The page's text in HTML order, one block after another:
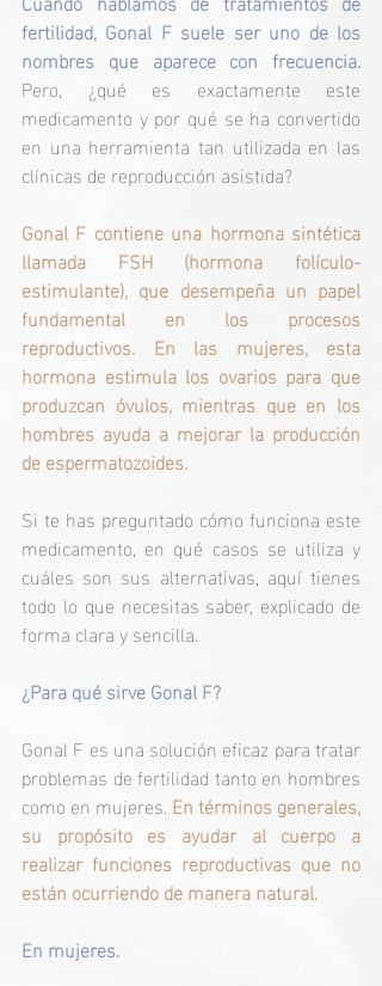
fertilidad, Gonal F suele ser uno de los
Pero, ¿qué es exactamente este
medicamento y por qué se ha convertido
en una herramienta tan utilizada en las
clínicas de reproducción asistida?
Gonal F contiene una hormona sintética
llamada FSH (hormona folículo-
estimulante), que desempeña un papel
fundamental en los procesos
reproductivos. En las mujeres, esta
hormona estimula los ovarios para que
produzcan óvulos, mientras que en los
hombres ayuda a mejorar la producción
de espermatozoides.
Si te has preguntado cómo funciona este
medicamento, en qué casos se utiliza y
cuáles son sus alternativas, aquí tienes
todo lo que necesitas saber, explicado de
forma clara y sencilla.
¿Para qué sirve Gonal F?
Gonal F es una solución eficaz para tratar
problemas de fertilidad tanto en hombres
como en mujeres. En términos generales,
su propósito es ayudar al cuerpo a
realizar funciones reproductivas que no
están ocurriendo de manera natural.
En mujeres.